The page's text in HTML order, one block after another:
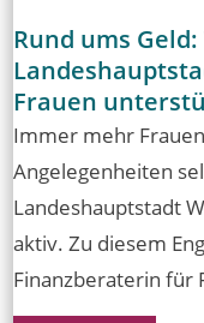
Rund ums
Frauen
Immer mehr
Angelegenheiten
Landeshauptstadt
aktiv. Zu diesem
Finanzberaterin für